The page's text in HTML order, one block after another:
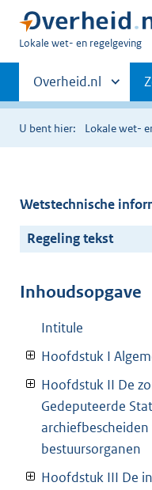
U
hier:
Lokale wet- en regelgeving
Primaire
navigatie
Andere
sites
binnen
Overheid.nl
U bent hier: Lokale wet-
Wetstechnische
Regeling tekst
Inhoudsopgave
Intitule
Hoofdstuk I
Hoofdstuk II De
Gedeputeerde
bestuursorganen
Hoofdstuk III De